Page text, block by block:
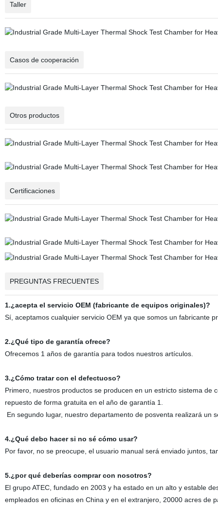
Taller
Casos de cooperación
Otros productos
Certificaciones
PREGUNTAS FRECUENTES
1.¿acepta el servicio OEM (fabricante de equipos originales)?
Sí, aceptamos cualquier servicio OEM ya que somos un fabricante
2.¿Qué tipo de garantía ofrece?
Ofrecemos 1 años de garantía para todos nuestros artículos.
3.¿Cómo tratar con el defectuoso?
Primero, nuestros productos se producen en un estricto sistema
repuesto de forma gratuita en el año de garantía 1.
En segundo lugar, nuestro departamento de posventa realizará un
4.¿Qué debo hacer si no sé cómo usar?
Por favor, no se preocupe, el usuario manual será enviado juntos,
5.¿por qué deberías comprar con nosotros?
El grupo ATEC, fundado en 2003 y ha estado en un alto y estable
empleados en oficinas en China y en el extranjero, 20000 acres